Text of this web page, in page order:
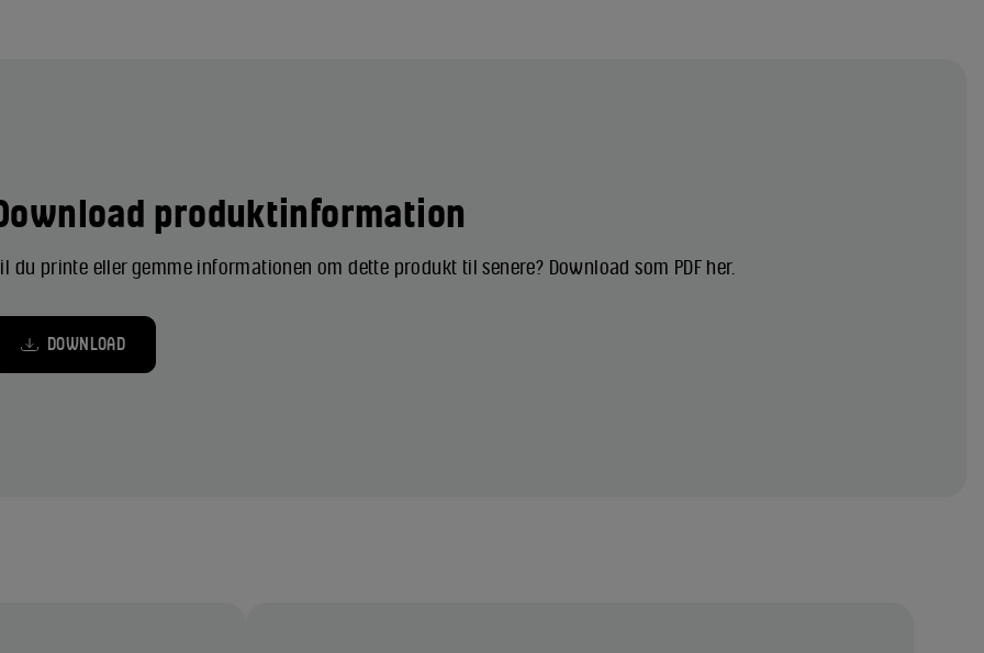
produktinformation
du printe eller gemme informationen om dette produkt til senere? Download som PDF her.
DOWNLOAD